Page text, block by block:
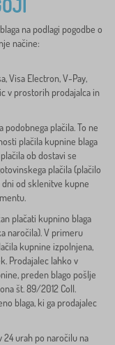
na podlagi pogodbe o
načine:
Visa Electron, V-Pay,
v prostorih prodajalca in
podobnega plačila. To ne
plačila kupnine blaga
ob dostavi se
plačila (plačilo
od sklenitve kupne
plačati kupnino blaga
naročila). V primeru
kupnine izpolnjena,
Prodajalec lahko v
preden blago pošlje
št. 89/2012 Coll.
blaga, ki ga prodajalec
urah po naročilu na